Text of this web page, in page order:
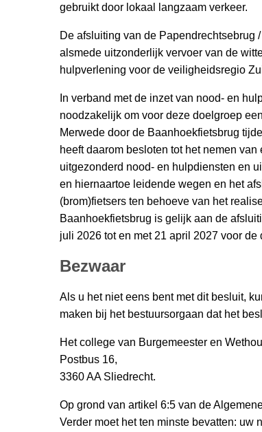
gebruikt door lokaal langzaam verkeer.
De afsluiting van de Papendrechtsebrug
alsmede uitzonderlijk vervoer van de
hulpverlening voor de veiligheidsregio
In verband met de inzet van nood- en
noodzakelijk om voor deze doelgroep
Merwede door de Baanhoekfietsbrug
heeft daarom besloten tot het nemen
uitgezonderd nood- en hulpdiensten en
en hiernaartoe leidende wegen en het
(brom)fietsers ten behoeve van het
Baanhoekfietsbrug is gelijk aan de
juli 2026 tot en met 21 april 2027 voor de
Bezwaar
Als u het niet eens bent met dit besluit,
maken bij het bestuursorgaan dat het
Het college van Burgemeester en
Postbus 16,
3360 AA Sliedrecht.
Op grond van artikel 6:5 van de
Verder moet het ten minste bevatten: uw